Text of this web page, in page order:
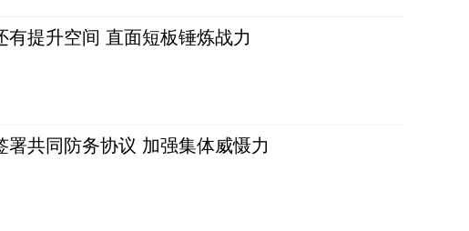
有提升空间 直面短板锤炼战力
署共同防务协议 加强集体威慑力